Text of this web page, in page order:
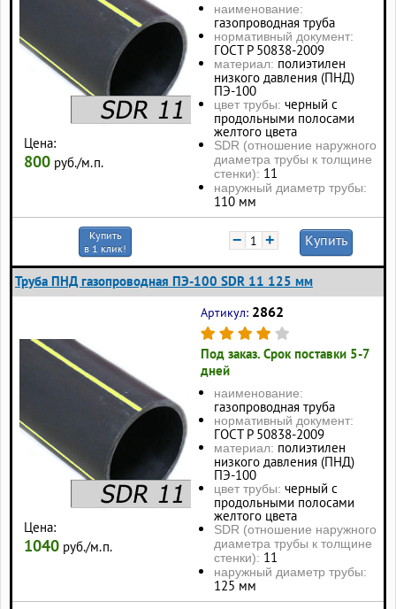
Цена:
800 руб./м.п.
наименование:
газопроводная труба
нормативный документ:
ГОСТ Р 50838-2009
материал: полиэтилен
низкого давления (ПНД)
ПЭ-100
цвет трубы: черный с
продольными полосами
желтого цвета
SDR (отношение наружного
диаметра трубы к толщине
стенки): 11
наружный диаметр трубы:
110 мм
Купить
в 1 клик!
− + Купить
Труба ПНД газопроводная ПЭ-100 SDR 11 125 мм
Цена:
1040 руб./м.п.
Артикул: 2862
Под заказ. Срок поставки 5-7
дней
наименование:
газопроводная труба
нормативный документ:
ГОСТ Р 50838-2009
материал: полиэтилен
низкого давления (ПНД)
ПЭ-100
цвет трубы: черный с
продольными полосами
желтого цвета
SDR (отношение наружного
диаметра трубы к толщине
стенки): 11
наружный диаметр трубы:
125 мм